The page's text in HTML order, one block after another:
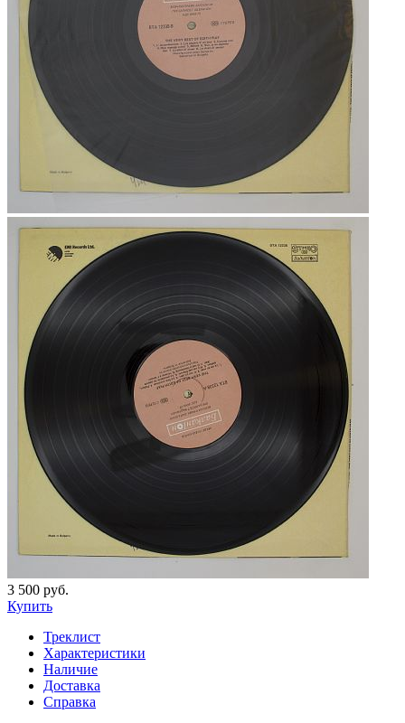
3 500 руб.
Купить
Треклист
Характеристики
Наличие
Доставка
Справка